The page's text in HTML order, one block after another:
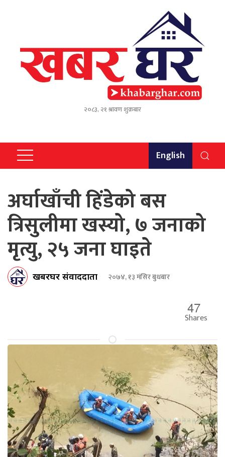
२०८३, २१ श्रावण शुक्रबार
English
अर्घाखाँची हिंडेको बस
त्रिसुलीमा खस्यो, ७ जनाको
मृत्यु, २५ जना घाइते
खबरघर संवाददाता २०७४, १३ मंसिर बुधबार
47
Shares